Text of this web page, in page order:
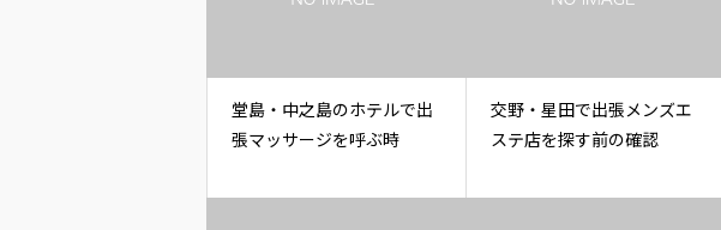
堂島・中之島のホテルで出
張マッサージを呼ぶ時
交野・星田で出張メンズエ
ステ店を探す前の確認